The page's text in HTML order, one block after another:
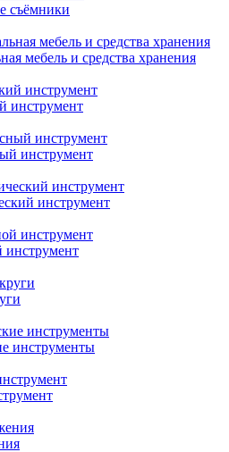
съёмники
мебель и средства хранения
инструмент
инструмент
инструмент
инструмент
инструменты